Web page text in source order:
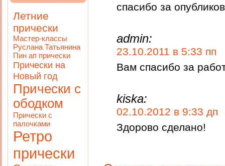
Летние
прически
Мастер-классы
Руслана Татьянина
Пин ап прически
Прически на
Новый год
Прически с
ободком
Прически с
палочками
Ретро
прически
спасибо за
admin:
23.10.2011 в 5:33 пп
Вам спасибо за
kiska:
02.10.2012 в 9:33 дп
Здорово сделано!